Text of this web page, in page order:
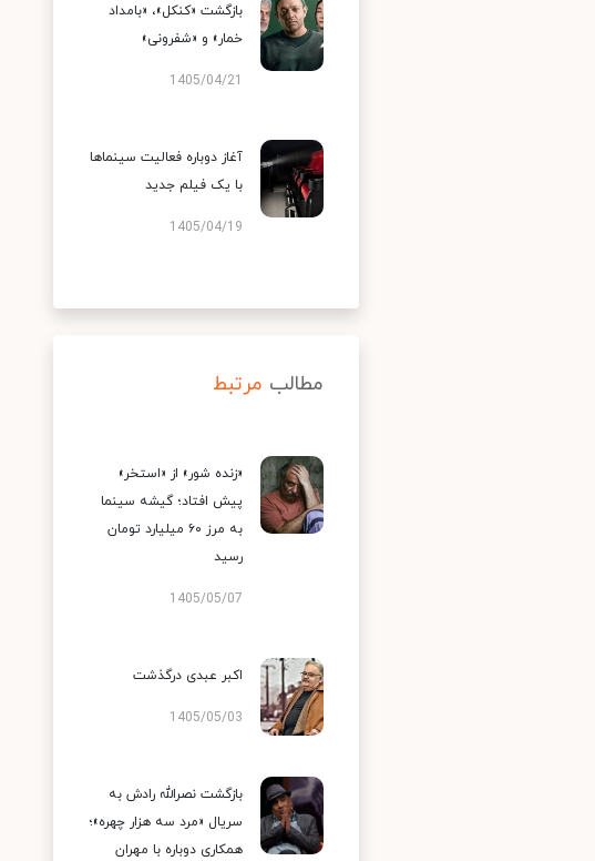
بازگشت «کنکل»، «بامداد
خمار» و «شفرونی»
1405/04/21
آغاز دوباره فعالیت سینماها
با یک فیلم جدید
1405/04/19
مطالب مرتبط
«زنده شور» از «استخر»
پیش افتاد؛ گیشه سینما
به مرز ۶۰ میلیارد تومان
رسید
1405/05/07
اکبر عبدی درگذشت
1405/05/03
بازگشت نصرالله رادش به
سریال «مرد سه هزار چهره»؛
همکاری دوباره با مهران